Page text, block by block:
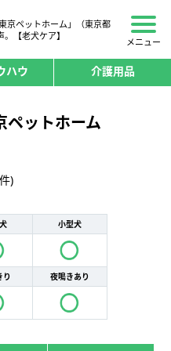
京ペットホーム」（東京都
【老犬ケア】
メニュー
ハウ 介護用品
ペットホーム
)
小型犬
り 夜鳴きあり